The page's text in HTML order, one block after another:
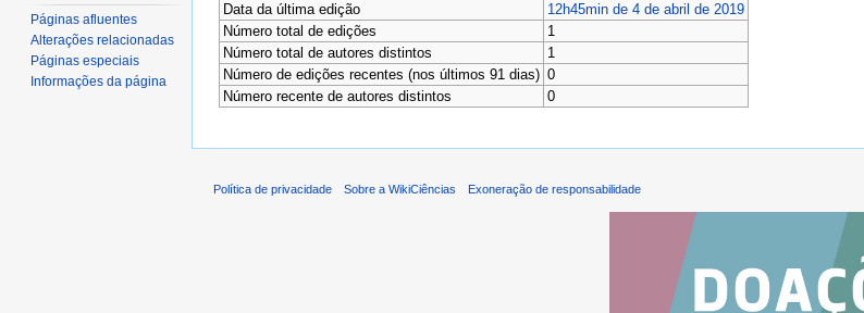
Data da última edição
12h45min de 4 de abril de 2019
Número total de edições
1
Número total de autores distintos
1
Número de edições recentes (nos últimos 91 dias) 0
Número recente de autores distintos
0
Páginas afluentes
Alterações relacionadas
Páginas especiais
Informações da página
Política de privacidade Sobre a WikiCiências Exoneração de responsabilidade